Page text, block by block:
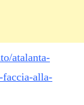
atalanta-
faccia-alla-